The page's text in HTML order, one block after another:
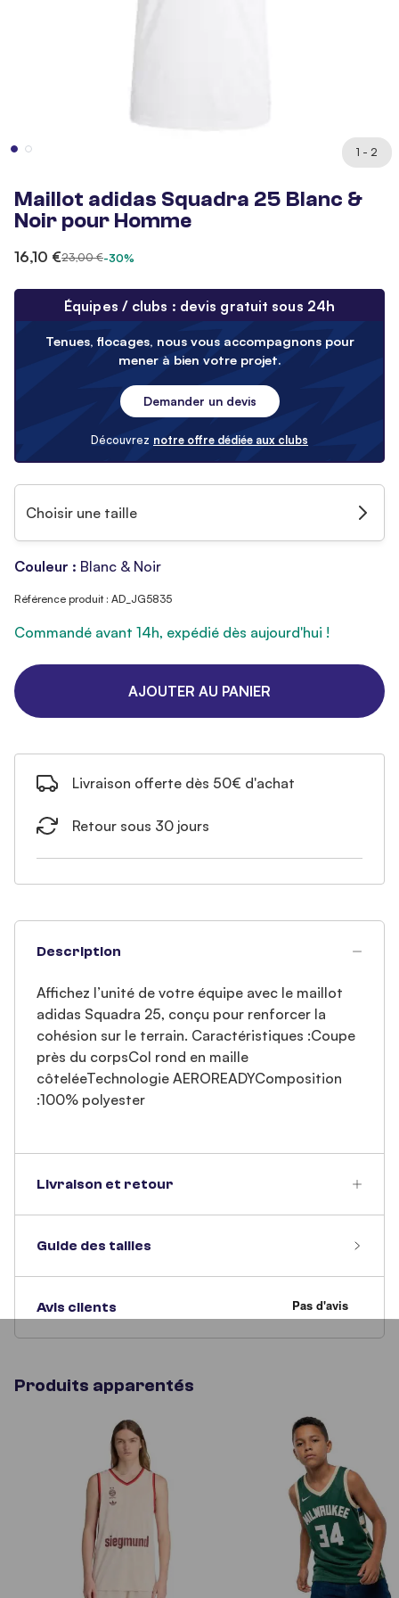
1 - 2
Maillot adidas Squadra 25 Blanc &
Noir pour Homme
16,10 €23,00 €-30%
Équipes / clubs : devis gratuit sous 24h
Tenues, flocages, nous vous accompagnons pour
mener à bien votre projet.
Demander un devis
Découvrez notre offre dédiée aux clubs
Choisir une taille
Couleur : Blanc & Noir
Référence produit : AD_JG5835
Commandé avant 14h, expédié dès aujourd'hui !
AJOUTER AU PANIER
Livraison offerte dès 50€ d'achat
Retour sous 30 jours
Description
Affichez l’unité de votre équipe avec le maillot
adidas Squadra 25, conçu pour renforcer la
cohésion sur le terrain. Caractéristiques :Coupe
près du corpsCol rond en maille
côteléeTechnologie AEROREADYComposition
:100% polyester
Livraison et retour
Guide des tailles
Avis clients
Produits apparentés